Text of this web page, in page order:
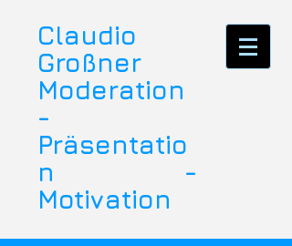
Claudio
Großner
Moderation
-
Präsentatio
n -
Motivation